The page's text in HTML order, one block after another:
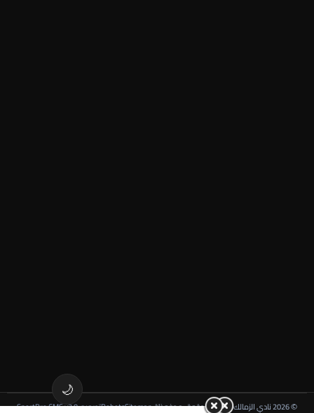
© 2026 نادي الزمالك - جميع الحقوق محفوظة Sitemap
Robotsتصميم: SportPro CMS v2.0
🌙